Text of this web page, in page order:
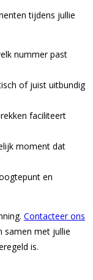
tijdens jullie
nummer past
of juist uitbundig
faciliteert
moment dat
en
Contacteer ons
samen met jullie
is.